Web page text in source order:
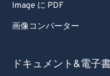
Image に PDF
画像コンバーター
ドキュメント&電子